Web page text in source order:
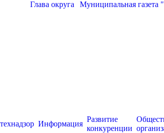
Глава округа Муниципальная газета
Информация
Развитие
конкуренции